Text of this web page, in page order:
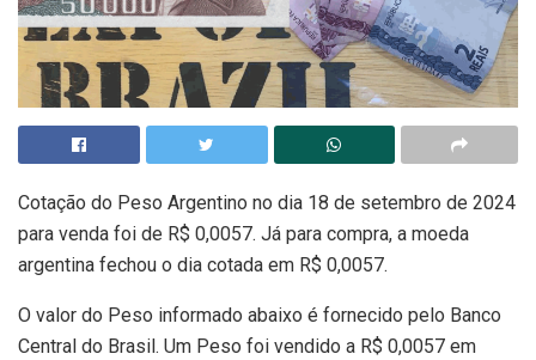
Cotação do Peso Argentino no dia 18 de setembro de 2024
para venda foi de R$ 0,0057. Já para compra, a moeda
argentina fechou o dia cotada em R$ 0,0057.
O valor do Peso informado abaixo é fornecido pelo Banco
Central do Brasil. Um Peso foi vendido a R$ 0,0057 em